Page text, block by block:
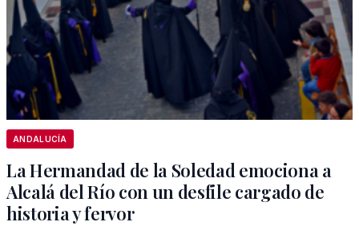
ANDALUCÍA
La Hermandad de la Soledad emociona a
Alcalá del Río con un desfile cargado de
historia y fervor